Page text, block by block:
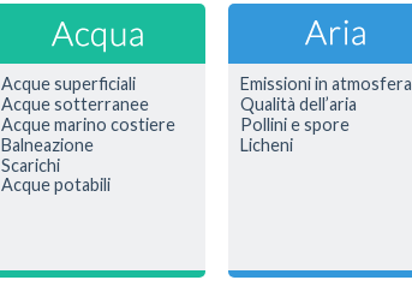
Acque superficiali
Acque sotterranee
Acque marino costiere
Balneazione
Scarichi
Acque potabili
Emissioni in atmosfera
Qualità dell’aria
Pollini e spore
Licheni